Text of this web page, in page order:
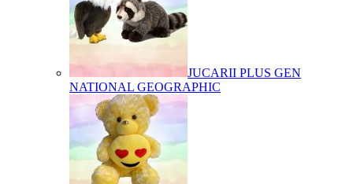
JUCARII PLUS GEN
NATIONAL GEOGRAPHIC